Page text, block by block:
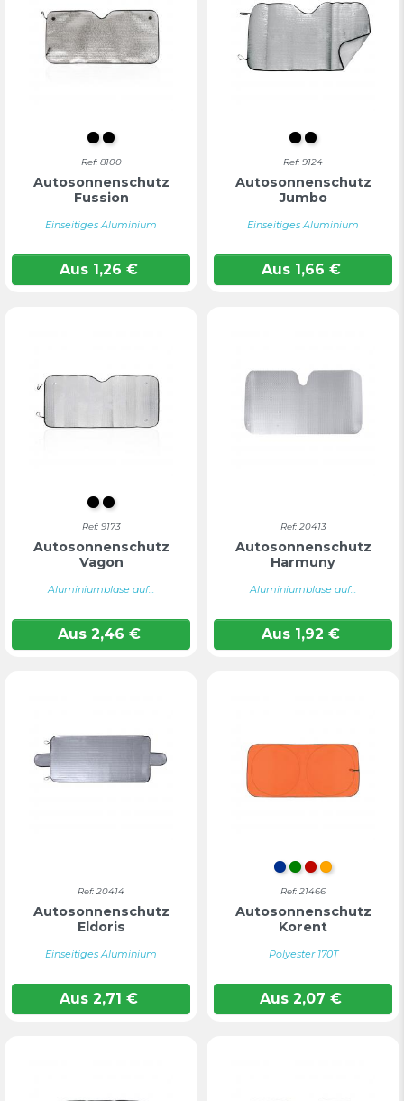
Schwarz
SCHWARZ
Ref: 8100
Autosonnenschutz
Fussion
Einseitiges Aluminium
Aus 1,26 €
S/CFarblos
Ref: 9124
Autosonnenschutz
Jumbo
Einseitiges Aluminium
Aus1,66 €
S/CFarblos
Ref: 9173
Autosonnenschutz
Vagon
Aluminiumblase auf...
Aus2,46 €
Ref: 20413
Autosonnenschutz
Harmuny
Aluminiumblase auf...
Aus 1,92 €
Ref: 20414
Autosonnenschutz
Eldoris
Einseitiges Aluminium
Aus 2,71 €
BLAU
GRÜN
ROTORANGE
Ref: 21466
Autosonnenschutz
Korent
Polyester 170T
Aus 2,07 €